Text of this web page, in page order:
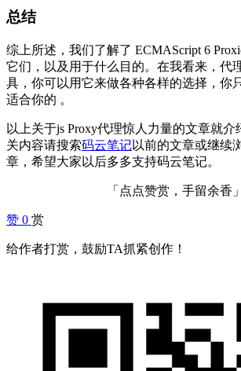
总结
综上所述，我们了解了 ECMAScript 6
它们，以及用于什么目的。在我看来，代
具，你可以用它来做各种各样的选择，你
适合你的 。
以上关于js Proxy代理惊人力量的文章就
关内容请搜索码云笔记以前的文章或继续
章，希望大家以后多多支持码云笔记。
「点点赞赏，手留余香」
赞 0 赏
给作者打赏，鼓励TA抓紧创作！